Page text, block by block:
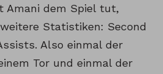
Amani dem Spiel tut,
Statistiken: Second
Also einmal der
Tor und einmal der